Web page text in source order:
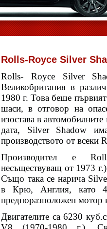
Rolls-Royce Silver
Rolls- Royce Silver
Великобритания в
1980 г. Това беше
шаси, в ​​отговор на
изостава в
дата, Silver Shadow
производството от всеки
Производител е
несъществуващ от 1973
Също така се нарича
в Крю, Англия, като 4
предноразположен мотор
Двигателите са 6230